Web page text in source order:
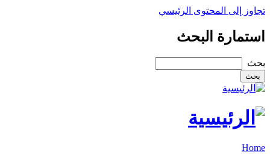
تجاوز إلى المحتوى الرئيسي
استمارة البحث
‏بحث ‏
Home